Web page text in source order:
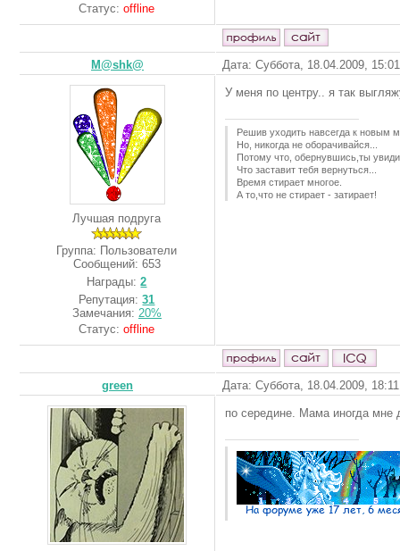
Статус:offline
M@shk@ Дата: Суббота, 18.04.2009,
Лучшая подруга
Группа: Пользователи
Сообщений: 653
Награды:2
Репутация:31
Замечания: 20%
Статус:offline
У меня по центру.. я так
Решив уходить навсегда к новым
Но, никогда не оборачивайся...
Потому что, обернувшись,ты
Что заставит тебя вернуться...
Время стирает многое.
А то,что не стирает - затирает!
green Дата: Суббота, 18.04.2009,
по середине. Мама иногда мне